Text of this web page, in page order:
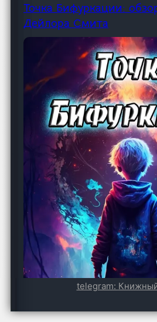
Точка Бифуркации:
Дейлора Смита
telegram: